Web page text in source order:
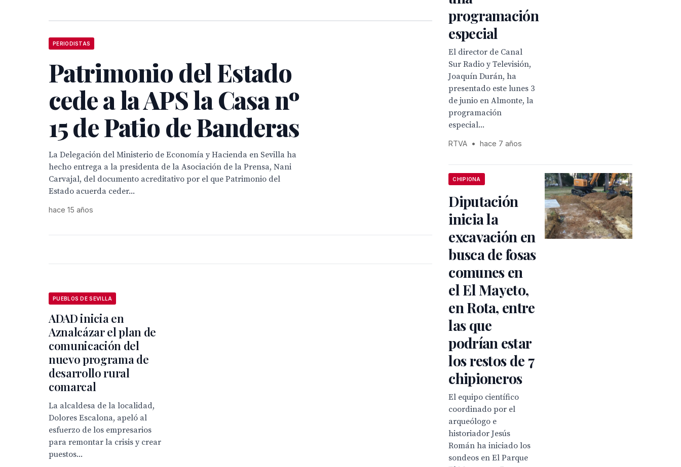
PERIODISTAS
Patrimonio del Estado
cede a la APS la Casa nº
15 de Patio de Banderas
La Delegación del Ministerio de Economía y Hacienda en Sevilla ha
hecho entrega a la presidenta de la Asociación de la Prensa, Nani
Carvajal, del documento acreditativo por el que Patrimonio del
Estado acuerda ceder...
hace 15 años
PUEBLOS DE SEVILLA
ADAD inicia en
Aznalcázar el plan de
comunicación del
nuevo programa de
desarrollo rural
comarcal
La alcaldesa de la localidad,
Dolores Escalona, apeló al
esfuerzo de los empresarios
para remontar la crisis y crear
puestos...
programación
especial
El director de Canal
Sur Radio y Televisión,
Joaquín Durán, ha
presentado este lunes 3
de junio en Almonte, la
programación
especial...
RTVA • hace 7 años
CHIPIONA
Diputación
inicia la
excavación en
busca de fosas
comunes en
el El Mayeto,
en Rota, entre
las que
podrían estar
los restos de 7
chipioneros
El equipo científico
coordinado por el
arqueólogo e
historiador Jesús
Román ha iniciado los
sondeos en El Parque